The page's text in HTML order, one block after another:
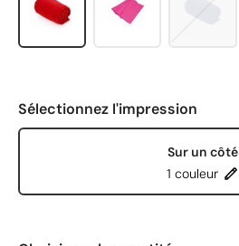
Sélectionnez l'impression
Sur un côté
1 couleur